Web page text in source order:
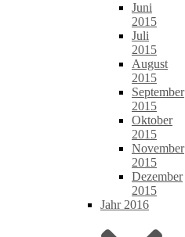
Juni
2015
Juli
2015
August
2015
September
2015
Oktober
2015
November
2015
Dezember
2015
Jahr 2016